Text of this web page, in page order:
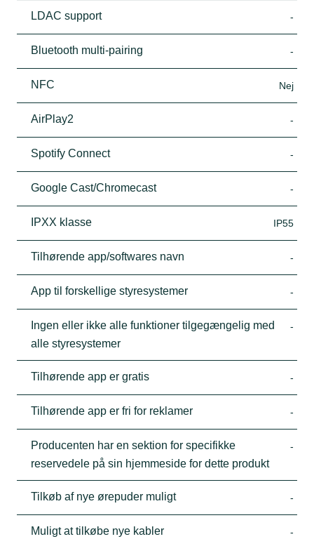
LDAC support -
Bluetooth multi-pairing -
NFC Nej
AirPlay2 -
Spotify Connect -
Google Cast/Chromecast -
IPXX klasse IP55
Tilhørende app/softwares navn -
App til forskellige styresystemer -
Ingen eller ikke alle funktioner tilgegængelig med
alle styresystemer
-
Tilhørende app er gratis -
Tilhørende app er fri for reklamer -
Producenten har en sektion for specifikke
reservedele på sin hjemmeside for dette produkt
-
Tilkøb af nye ørepuder muligt -
Muligt at tilkøbe nye kabler -